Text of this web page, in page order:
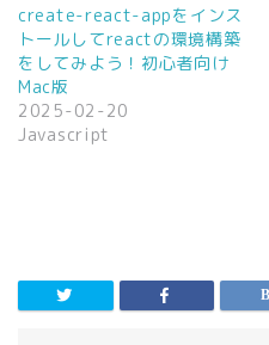
ウ
で
開
き
ま
す
)
い
(
新
し
い
ィ
ン
ド
create-react-appをインス
トールしてreactの環境構築
をしてみよう！初心者向け
Mac版
2025-02-20
Javascript